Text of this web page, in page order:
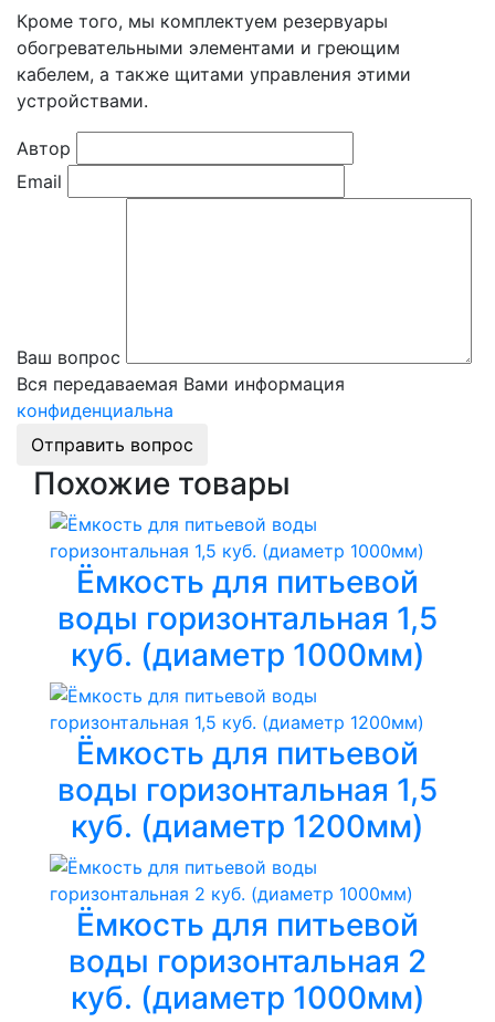
Кроме того, мы комплектуем резервуары
обогревательными элементами и греющим
кабелем, а также щитами управления этими
устройствами.
Автор
Email
Ваш вопрос
Вся передаваемая Вами информация
конфиденциальна
Отправить вопрос
Похожие товары
Ёмкость для питьевой
воды горизонтальная 1,5
куб. (диаметр 1000мм)
Ёмкость для питьевой
воды горизонтальная 1,5
куб. (диаметр 1200мм)
Ёмкость для питьевой
воды горизонтальная 2
куб. (диаметр 1000мм)